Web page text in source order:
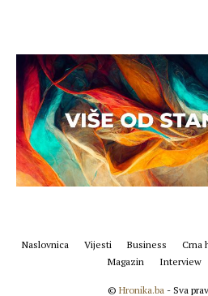
Naslovnica Vijesti Business Crna
Magazin
Interview
© Hronika.ba - Sva